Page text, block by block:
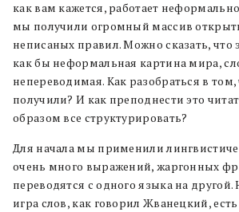
как вам кажется, работает
мы получили огромный массив
неписаных правил. Можно сказать, что
как бы неформальная картина мира,
непереводимая. Как разобраться в
получили? И как преподнести это
образом все структурировать?
Для начала мы применили
очень много выражений, жаргонных
переводятся с одного языка на
игра слов, как говорил Жванецкий,